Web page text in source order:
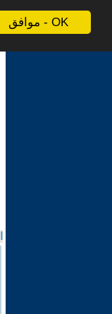
موافق - OK